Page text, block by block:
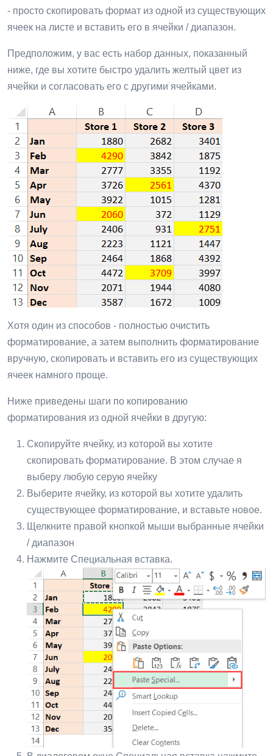
- просто скопировать формат из одной из существующих
ячеек на листе и вставить его в ячейки / диапазон.
Предположим, у вас есть набор данных, показанный
ниже, где вы хотите быстро удалить желтый цвет из
ячейки и согласовать его с другими ячейками.
Хотя один из способов - полностью очистить
форматирование, а затем выполнить форматирование
вручную, скопировать и вставить его из существующих
ячеек намного проще.
Ниже приведены шаги по копированию
форматирования из одной ячейки в другую:
Скопируйте ячейку, из которой вы хотите
скопировать форматирование. В этом случае я
выберу любую серую ячейку
Выберите ячейку, из которой вы хотите удалить
существующее форматирование, и вставьте новое.
Щелкните правой кнопкой мыши выбранные ячейки
/ диапазон
Нажмите Специальная вставка.